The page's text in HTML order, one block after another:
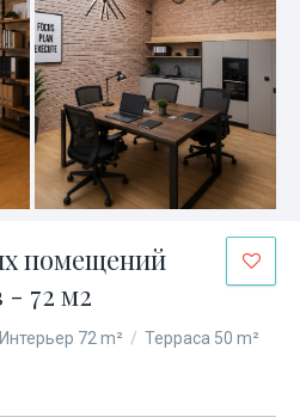
помещений
- 72 м2
Интерьер 72 m² / Терраса 50 m²